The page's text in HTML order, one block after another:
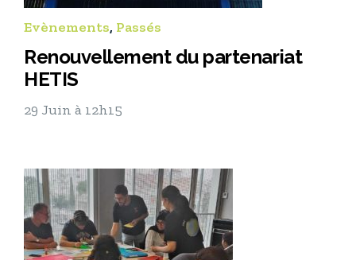
Evènements, Passés
Renouvellement du partenariat
HETIS
29 Juin à 12h15